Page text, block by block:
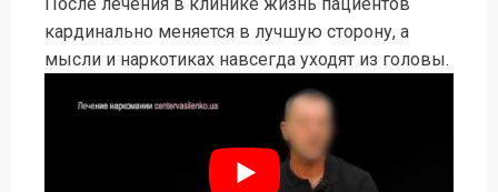
кардинально меняется в лучшую сторону, а
мысли и наркотиках навсегда уходят из головы.